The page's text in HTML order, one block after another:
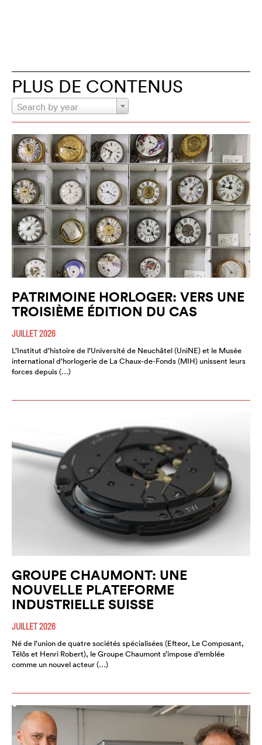
PLUS DE CONTENUS
Search by year
PATRIMOINE HORLOGER: VERS UNE
TROISIÈME ÉDITION DU CAS
JUILLET 2026
L’Institut d’histoire de l’Université de Neuchâtel (UniNE) et le Musée
international d’horlogerie de La Chaux-de-Fonds (MIH) unissent leurs
forces depuis (…)
GROUPE CHAUMONT: UNE
NOUVELLE PLATEFORME
INDUSTRIELLE SUISSE
JUILLET 2026
Né de l’union de quatre sociétés spécialisées (Efteor, Le Composant,
Télôs et Henri Robert), le Groupe Chaumont s’impose d’emblée
comme un nouvel acteur (…)